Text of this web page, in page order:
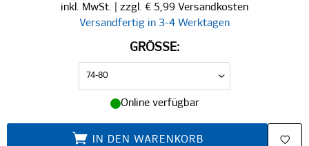
inkl. MwSt. | zzgl. € 5,99 Versandkosten
Versandfertig in 3-4 Werktagen
GRÖSSE:
Online verfügbar
IN DEN WARENKORB